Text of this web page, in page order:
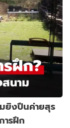
ยิงปืนค่ายสุร
ารฝึก